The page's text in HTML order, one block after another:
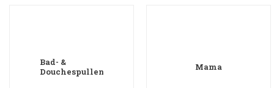
Bad- &
Douchespullen
Mama